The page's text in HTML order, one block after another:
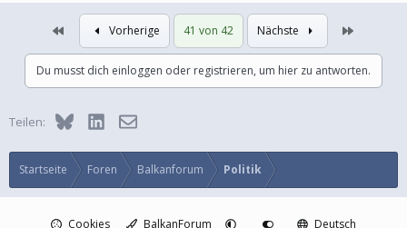
Vorherige 41 von 42 Nächste
Du musst dich einloggen oder registrieren, um hier zu antworten.
Teilen: BlueskyLinkedInE-Mail
Startseite Foren Balkanforum Politik
Cookies BalkanForum
Deutsch